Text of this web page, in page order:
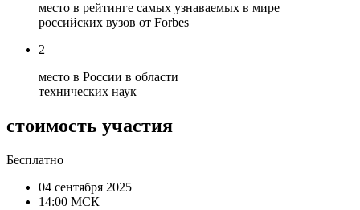
место в рейтинге самых узнаваемых в мире
российских вузов от Forbes
2
место в России в области
технических наук
стоимость участия
Бесплатно
04 сентября 2025
14:00 МСК